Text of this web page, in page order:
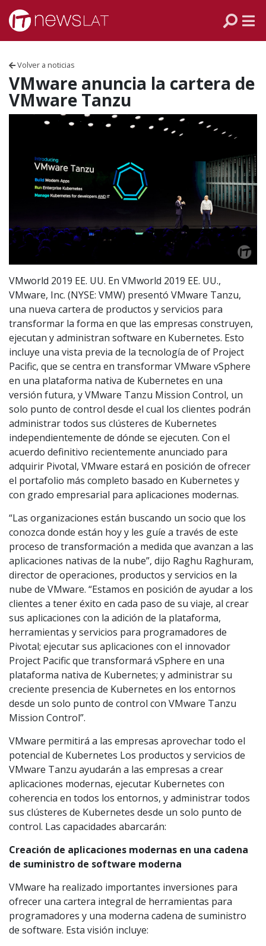
Skip to content
Volver a noticias
VMware anuncia la cartera de
VMware Tanzu
VMworld 2019 EE. UU. En VMworld 2019 EE. UU.,
VMware, Inc. (NYSE: VMW) presentó VMware Tanzu,
una nueva cartera de productos y servicios para
transformar la forma en que las empresas construyen,
ejecutan y administran software en Kubernetes. Esto
incluye una vista previa de la tecnología de of Project
Pacific, que se centra en transformar VMware vSphere
en una plataforma nativa de Kubernetes en una
versión futura, y VMware Tanzu Mission Control, un
solo punto de control desde el cual los clientes podrán
administrar todos sus clústeres de Kubernetes
independientemente de dónde se ejecuten. Con el
acuerdo definitivo recientemente anunciado para
adquirir Pivotal, VMware estará en posición de ofrecer
el portafolio más completo basado en Kubernetes y
con grado empresarial para aplicaciones modernas.
“Las organizaciones están buscando un socio que los
conozca donde están hoy y les guíe a través de este
proceso de transformación a medida que avanzan a las
aplicaciones nativas de la nube”, dijo Raghu Raghuram,
director de operaciones, productos y servicios en la
nube de VMware. “Estamos en posición de ayudar a los
clientes a tener éxito en cada paso de su viaje, al crear
sus aplicaciones con la adición de la plataforma,
herramientas y servicios para programadores de
Pivotal; ejecutar sus aplicaciones con el innovador
Project Pacific que transformará vSphere en una
plataforma nativa de Kubernetes; y administrar su
creciente presencia de Kubernetes en los entornos
desde un solo punto de control con VMware Tanzu
Mission Control”.
VMware permitirá a las empresas aprovechar todo el
potencial de Kubernetes Los productos y servicios de
VMware Tanzu ayudarán a las empresas a crear
aplicaciones modernas, ejecutar Kubernetes con
coherencia en todos los entornos, y administrar todos
sus clústeres de Kubernetes desde un solo punto de
control. Las capacidades abarcarán:
Creación de aplicaciones modernas en una cadena
de suministro de software moderna
VMware ha realizado importantes inversiones para
ofrecer una cartera integral de herramientas para
programadores y una moderna cadena de suministro
de software. Esta visión incluye:
VENEZUELA
ECUADOR
CHILE
ARGENTINA
MÉXICO